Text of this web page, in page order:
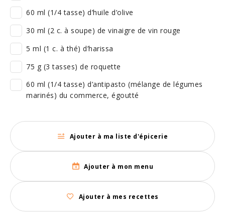
60 ml (1/4 tasse) d’huile d’olive
30 ml (2 c. à soupe) de vinaigre de vin rouge
5 ml (1 c. à thé) d’harissa
75 g (3 tasses) de roquette
60 ml (1/4 tasse) d’antipasto (mélange de légumes
marinés) du commerce, égoutté
Ajouter à ma liste d'épicerie
Ajouter à mon menu
Ajouter à mes recettes